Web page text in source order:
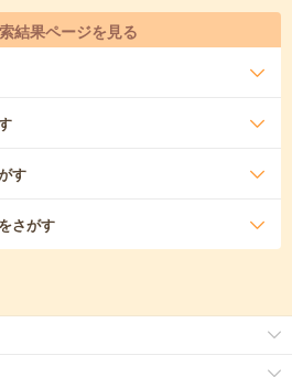
結果ページを見る
す
さがす